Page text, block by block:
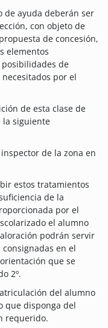
de ayuda deberán ser
con objeto de
de concesión,
elementos
de
por el
de esta clase de
la siguiente
de la zona en
estos tratamientos
de la
por el
el alumno
podrán servir
en el
que se
2º.
del alumno
que disponga del
requerido.